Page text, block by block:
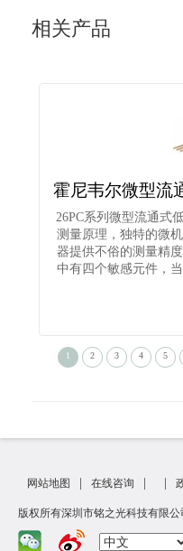
相关产品
26PC系列微型流通式
测量原理，独特的微
器提供不俗的测量精
中有四个敏感元件，
1 2 3 4 5
网站地图 在线咨询
版权所有深圳市铭之光科技有限公